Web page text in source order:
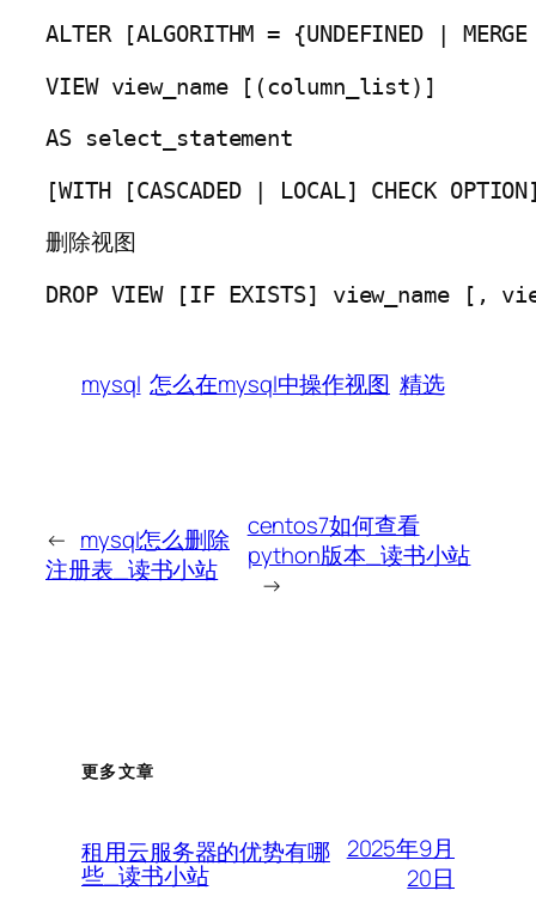
ALTER [ALGORITHM = {UNDEFINED |
VIEW view_name [(column_list)]
AS select_statement
[WITH [CASCADED | LOCAL] CHECK
删除视图
DROP VIEW [IF EXISTS] view_name [,
mysql 怎么在mysql中操作视图 精选
← mysql怎么删除
注册表_读书小站
centos7如何查看
python版本_读书小站
→
更多文章
租用云服务器的优势有哪
些_读书小站
2025年9月
20日